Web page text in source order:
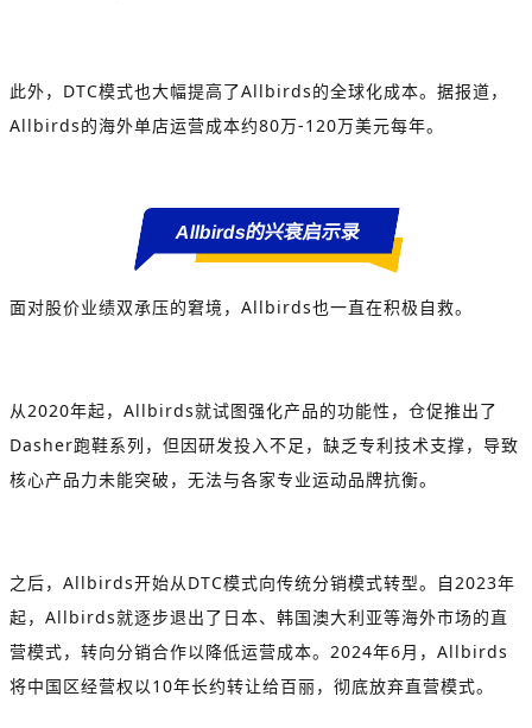
此外， DTC模式也大幅提高了Allbirds的全球化成本。据报道，
Allbirds的海外单店运营成本约80万-120万美元每年。
Allbirds的兴衰启示录
面对股价业绩双承压的窘境， Allbirds也一直在积极自救。
从2020年起， Allbirds就试图强化产品的功能性，仓促推出了
Dasher跑鞋系列，但因研发投入不足，缺乏专利技术支撑，导致
核心产品力未能突破，无法与各家专业运动品牌抗衡。
之后， Allbirds开始从DTC模式向传统分销模式转型。自2023年
起， Allbirds就逐步退出了日本、韩国澳大利亚等海外市场的直
营模式，转向分销合作以降低运营成本。 2024年6月， Allbirds
将中国区经营权以10年长约转让给百丽，彻底放弃直营模式。